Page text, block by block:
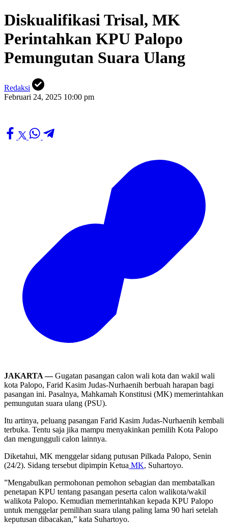
Diskualifikasi Trisal, MK
Perintahkan KPU Palopo
Pemungutan Suara Ulang
Redaksi
Februari 24, 2025 10:00 pm
JAKARTA —Gugatan pasangan calon wali kota dan wakil wali
kota Palopo, Farid Kasim Judas-Nurhaenih berbuah harapan bagi
pasangan ini. Pasalnya, Mahkamah Konstitusi (MK) memerintahkan
pemungutan suara ulang (PSU).
Itu artinya, peluang pasangan Farid Kasim Judas-Nurhaenih kembali
terbuka. Tentu saja jika mampu menyakinkan pemilih Kota Palopo
dan mengungguli calon lainnya.
Diketahui, MK menggelar sidang putusan Pilkada Palopo, Senin
(24/2). Sidang tersebut dipimpin Ketua MK, Suhartoyo.
”Mengabulkan permohonan pemohon sebagian dan membatalkan
penetapan KPU tentang pasangan peserta calon walikota/wakil
walikota Palopo. Kemudian memerintahkan kepada KPU Palopo
untuk menggelar pemilihan suara ulang paling lama 90 hari setelah
keputusan dibacakan,” kata Suhartoyo.